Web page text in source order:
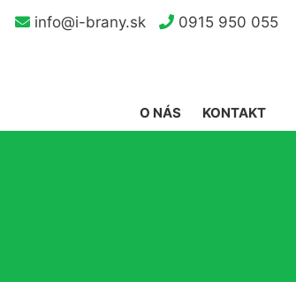
info@i-brany.sk 0915 950 055
KONTAKT
O NÁS